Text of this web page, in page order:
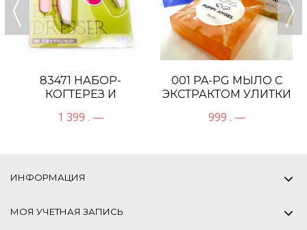
83471 НАБОР-
КОГТЕРЕЗ И
1 399 . —
001 PA-PG МЫЛО С
ЭКСТРАКТОМ УЛИТКИ
999 . —
ИНФОРМАЦИЯ
МОЯ УЧЕТНАЯ ЗАПИСЬ